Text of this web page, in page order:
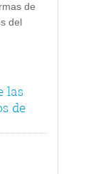
de
del
las
de